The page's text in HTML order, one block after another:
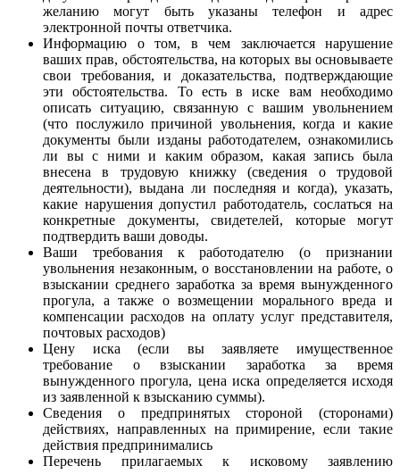
желанию могут быть указаны телефон и адрес
электронной почты ответчика.
Информацию о том, в чем заключается нарушение
ваших прав, обстоятельства, на которых вы основываете
свои требования, и доказательства, подтверждающие
эти обстоятельства. То есть в иске вам необходимо
описать ситуацию, связанную с вашим увольнением
(что послужило причиной увольнения, когда и какие
документы были изданы работодателем, ознакомились
ли вы с ними и каким образом, какая запись была
внесена в трудовую книжку (сведения о трудовой
деятельности), выдана ли последняя и когда), указать,
какие нарушения допустил работодатель, сослаться на
конкретные документы, свидетелей, которые могут
подтвердить ваши доводы.
Ваши требования к работодателю (о признании
увольнения незаконным, о восстановлении на работе, о
взыскании среднего заработка за время вынужденного
прогула, а также о возмещении морального вреда и
компенсации расходов на оплату услуг представителя,
почтовых расходов)
Цену иска (если вы заявляете имущественное
требование о взыскании заработка за время
вынужденного прогула, цена иска определяется исходя
из заявленной к взысканию суммы).
Сведения о предпринятых стороной (сторонами)
действиях, направленных на примирение, если такие
действия предпринимались
Перечень прилагаемых к исковому заявлению